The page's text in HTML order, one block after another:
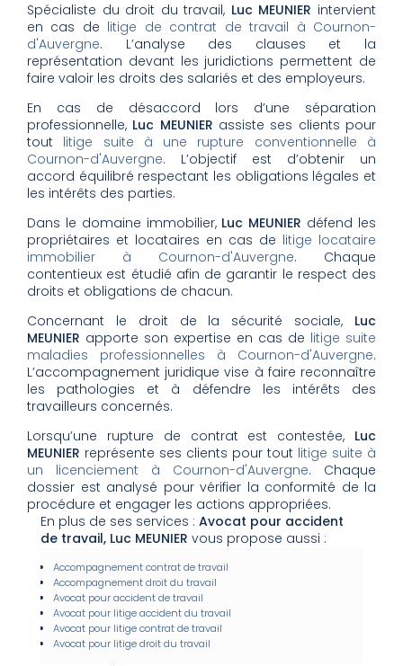
Spécialiste du droit du travail, Luc MEUNIER intervient
en cas de litige de contrat de travail à Cournon-
d'Auvergne. L’analyse des clauses et la
représentation devant les juridictions permettent de
faire valoir les droits des salariés et des employeurs.
En cas de désaccord lors d’une séparation
professionnelle, Luc MEUNIER assiste ses clients pour
tout litige suite à une rupture conventionnelle à
Cournon-d'Auvergne. L’objectif est d’obtenir un
accord équilibré respectant les obligations légales et
les intérêts des parties.
Dans le domaine immobilier, Luc MEUNIER défend les
propriétaires et locataires en cas de litige locataire
immobilier à Cournon-d'Auvergne. Chaque
contentieux est étudié afin de garantir le respect des
droits et obligations de chacun.
Concernant le droit de la sécurité sociale, Luc
MEUNIER apporte son expertise en cas de litige suite
maladies professionnelles à Cournon-d'Auvergne.
L’accompagnement juridique vise à faire reconnaître
les pathologies et à défendre les intérêts des
travailleurs concernés.
Lorsqu’une rupture de contrat est contestée, Luc
MEUNIER représente ses clients pour tout litige suite à
un licenciement à Cournon-d'Auvergne. Chaque
dossier est analysé pour vérifier la conformité de la
procédure et engager les actions appropriées.
En plus de ses services : Avocat pour accident
de travail, Luc MEUNIER vous propose aussi :
Accompagnement contrat de travail
Accompagnement droit du travail
Avocat pour accident de travail
Avocat pour litige accident du travail
Avocat pour litige contrat de travail
Avocat pour litige droit du travail